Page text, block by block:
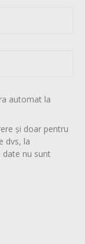
automat la
și doar pentru
dvs, la
date nu sunt